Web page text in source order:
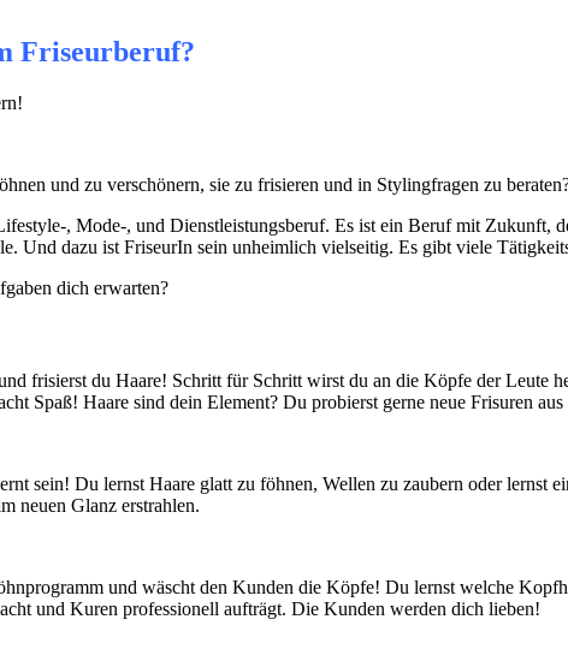
Friseurberuf?
und zu verschönern, sie zu frisieren und in Stylingfragen zu
, Mode-, und Dienstleistungsberuf. Es ist ein Beruf mit Zukunft,
Und dazu ist FriseurIn sein unheimlich vielseitig. Es gibt viele
dich erwarten?
frisierst du Haare! Schritt für Schritt wirst du an die Köpfe der Leute
Spaß! Haare sind dein Element? Du probierst gerne neue Frisuren
sein! Du lernst Haare glatt zu föhnen, Wellen zu zaubern oder lernst
neuen Glanz erstrahlen.
und wäscht den Kunden die Köpfe! Du lernst welche
und Kuren professionell aufträgt. Die Kunden werden dich lieben!